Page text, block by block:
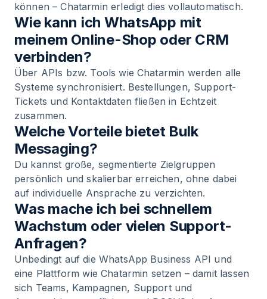
können – Chatarmin erledigt dies vollautomatisch.
Wie kann ich WhatsApp mit
meinem Online-Shop oder CRM
verbinden?
Über APIs bzw. Tools wie Chatarmin werden alle
Systeme synchronisiert. Bestellungen, Support-
Tickets und Kontaktdaten fließen in Echtzeit
zusammen.
Welche Vorteile bietet Bulk
Messaging?
Du kannst große, segmentierte Zielgruppen
persönlich und skalierbar erreichen, ohne dabei
auf individuelle Ansprache zu verzichten.
Was mache ich bei schnellem
Wachstum oder vielen Support-
Anfragen?
Unbedingt auf die WhatsApp Business API und
eine Plattform wie Chatarmin setzen – damit lassen
sich Teams, Kampagnen, Support und